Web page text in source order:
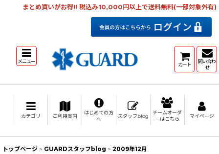
まとめ買いがお得!! 税込み10,000円以上で送料無料(一部対象外有)
メニュー カート
問い合わ
せ
カテゴリ ご利用案内
はじめての方
へ
スタッフblog
チームオーダ
ーはこちら
マイページ
トップページ > GUARDスタッフblog > 2009年12月